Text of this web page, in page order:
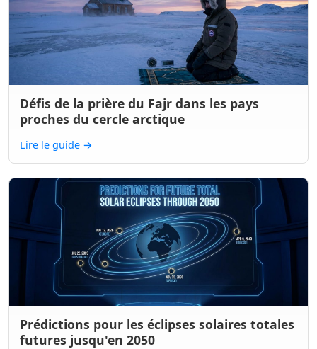
Défis de la prière du Fajr dans les pays
proches du cercle arctique
Lire le guide →
Prédictions pour les éclipses solaires totales
futures jusqu'en 2050